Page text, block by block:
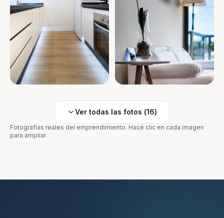
Ver todas las fotos (16)
Fotografías reales del emprendimiento. Hacé clic en cada imagen
para ampliar.